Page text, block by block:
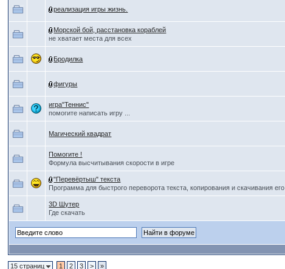
реализация игры жизнь.
Морской бой, расстановка кораблей
не хватает места для всех
Бродилка
фигуры
игра"Теннис"
помогите написать игру ...
Магический квадрат
Помогите !
Формула высчитывания скорости в игре
"Перевёртыш" текста
Программа для быстрого переворота текста, копирования и скачивания его
3D Шутер
Где скачать
15 страниц 1 2 3 > »